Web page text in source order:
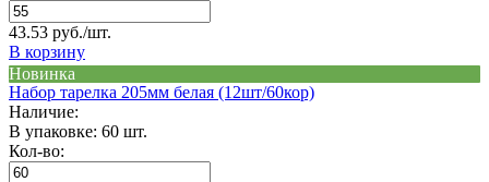
43.53 руб./шт.
В корзину
Новинка
Набор тарелка 205мм белая (12шт/60кор)
Наличие:
В упаковке: 60 шт.
Кол-во: